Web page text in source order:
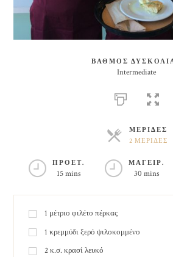
ΒΑΘΜΟΣ
Intermediate
ΜΕΡΙΔΕΣ
2 ΜΕΡΙΔΕΣ
ΠΡΟΕΤ.
15 mins
ΜΑΓΕΙΡ.
30 mins
1 μέτριο φιλέτο πέρκας
1 κρεμμύδι ξερό ψιλοκομμένο
2 κ.σ. κρασί λευκό